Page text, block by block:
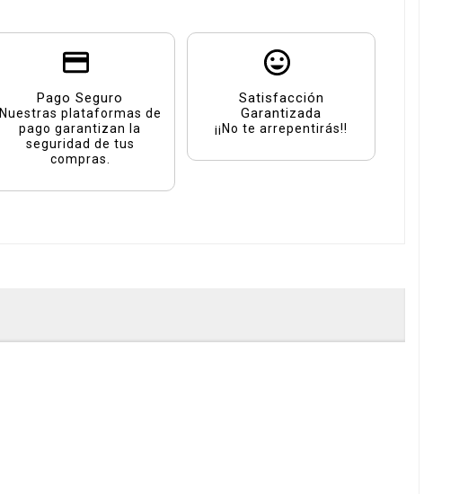
Pago Seguro
Nuestras plataformas de
pago garantizan la
seguridad de tus
compras.
Satisfacción
Garantizada
¡¡No te arrepentirás!!